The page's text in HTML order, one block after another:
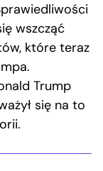
wszcząć
które teraz
Trump
się na to